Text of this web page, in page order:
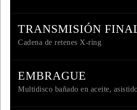
TRANSMISIÓN
Cadena de retenes X-ring
EMBRAGUE
Multidisco bañado en aceite,